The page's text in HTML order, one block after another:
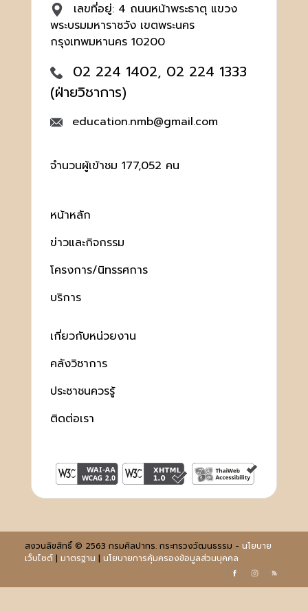
เลขที่อยู่: 4 ถนนหน้าพระธาตุ แขวง
พระบรมมหาราชวัง เขตพระนคร
กรุงเทพมหานคร 10200
02 224 1402, 02 224 1333
(ฝ่ายวิชาการ)
education.nmb@gmail.com
จำนวนผู้เข้าชม 177,052 คน
หน้าหลัก
ข่าวและกิจกรรม
โครงการ/นิทรรศการ
บริการ
เกี่ยวกับหน่วยงาน
คลังวิชาการ
ประชาชนควรรู้
ติดต่อเรา
สงวนลิขสิทธิ์ © 2563 กรมศิลปากร. กระทรวงวัฒนธรรม - นโยบาย
เว็บไซต์| มาตรฐาน | นโยบายการคุ้มครองข้อมูลส่วนบุคคล